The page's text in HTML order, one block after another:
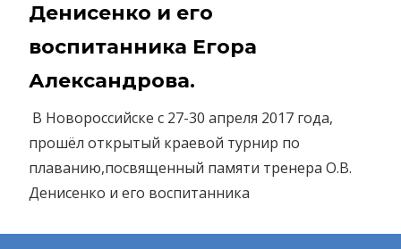
Денисенко и его
воспитанника Егора
Александрова.
В Новороссийске с 27-30 апреля 2017 года,
прошёл открытый краевой турнир по
плаванию,посвященный памяти тренера О.В.
Денисенко и его воспитанника